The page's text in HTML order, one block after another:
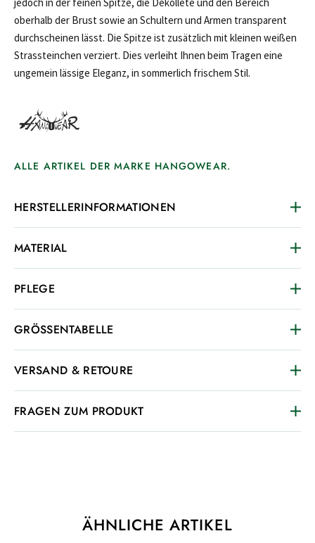
oberhalb der Brust sowie an Schultern und Armen transparent
durchscheinen lässt. Die Spitze ist zusätzlich mit kleinen weißen
Strassteinchen verziert. Dies verleiht Ihnen beim Tragen eine
ungemein lässige Eleganz, in sommerlich frischem Stil.
ALLE ARTIKEL DER MARKE HANGOWEAR.
HERSTELLERINFORMATIONEN
MATERIAL
PFLEGE
GRÖSSENTABELLE
VERSAND & RETOURE
FRAGEN ZUM PRODUKT
ÄHNLICHE ARTIKEL